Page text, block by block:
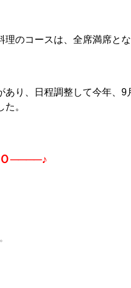
のコースは、全席満席とな
り、日程調整して今年、9
。
────♪